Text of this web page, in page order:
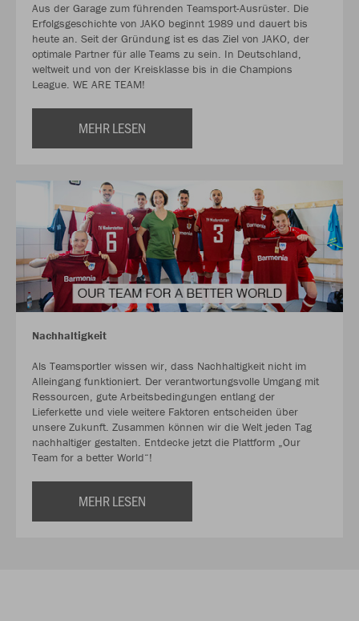
Aus der Garage zum führenden Teamsport-Ausrüster. Die
Erfolgsgeschichte von JAKO beginnt 1989 und dauert bis
heute an. Seit der Gründung ist es das Ziel von JAKO, der
optimale Partner für alle Teams zu sein. In Deutschland,
weltweit und von der Kreisklasse bis in die Champions
League. WE ARE TEAM!
MEHR LESEN
Nachhaltigkeit
Als Teamsportler wissen wir, dass Nachhaltigkeit nicht im
Alleingang funktioniert. Der verantwortungsvolle Umgang mit
Ressourcen, gute Arbeitsbedingungen entlang der
Lieferkette und viele weitere Faktoren entscheiden über
unsere Zukunft. Zusammen können wir die Welt jeden Tag
nachhaltiger gestalten. Entdecke jetzt die Plattform „Our
Team for a better World“!
MEHR LESEN